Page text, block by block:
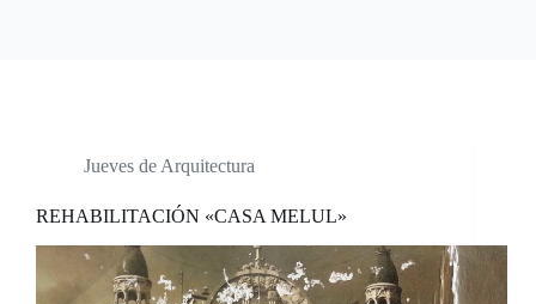
Jueves de Arquitectura
REHABILITACIÓN «CASA MELUL»